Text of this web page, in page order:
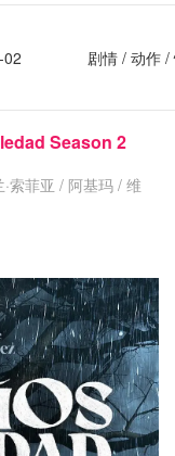
剧情 / 动作 /
Season 2
索菲亚 / 阿基玛 / 维